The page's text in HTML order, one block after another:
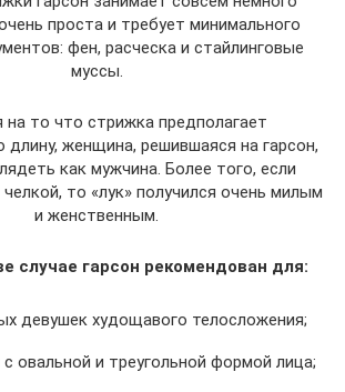
проста и требует минимального
фен, расческа и стайлинговые
муссы.
на то что стрижка предполагает
длину, женщина, решившаяся на гарсон,
как мужчина. Более того, если
то «лук» получился очень милым
и женственным.
случае гарсон рекомендован для:
девушек худощавого телосложения;
овальной и треугольной формой лица;